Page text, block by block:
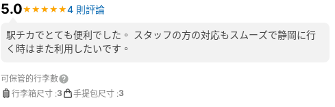
5.0★ ★ ★ ★ ★
★ ★ ★ ★ ★4 則評論
駅チカでとても便利でした。 スタッフの方の対応もスムーズで静岡に行
く時はまた利用したいです。
可保管的行李數
行李箱尺寸 :3 手提包尺寸 :3